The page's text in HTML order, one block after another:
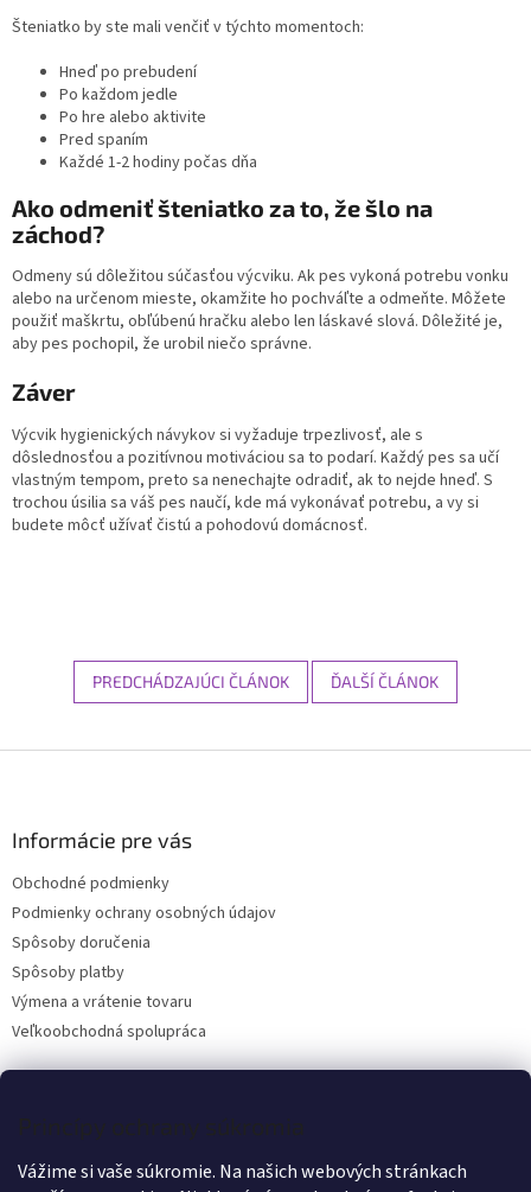
Princípy ochrany súkromia
Vážime si vaše súkromie. Na našich webových stránkach
Šteniatko by ste mali venčiť v týchto momentoch:
Hneď po prebudení
Po každom jedle
Po hre alebo aktivite
Pred spaním
Každé 1-2 hodiny počas dňa
Ako odmeniť šteniatko za to, že šlo na
záchod?
Odmeny sú dôležitou súčasťou výcviku. Ak pes vykoná potrebu vonku
alebo na určenom mieste, okamžite ho pochváľte a odmeňte. Môžete
použiť maškrtu, obľúbenú hračku alebo len láskavé slová. Dôležité je,
aby pes pochopil, že urobil niečo správne.
Záver
Výcvik hygienických návykov si vyžaduje trpezlivosť, ale s
dôslednosťou a pozitívnou motiváciou sa to podarí. Každý pes sa učí
vlastným tempom, preto sa nenechajte odradiť, ak to nejde hneď. S
trochou úsilia sa váš pes naučí, kde má vykonávať potrebu, a vy si
budete môcť užívať čistú a pohodovú domácnosť.
PREDCHÁDZAJÚCI ČLÁNOK ĎALŠÍ ČLÁNOK
Informácie pre vás
Obchodné podmienky
Podmienky ochrany osobných údajov
Spôsoby doručenia
Spôsoby platby
Výmena a vrátenie tovaru
Veľkoobchodná spolupráca
Kontakt
info@wanteddog.sk